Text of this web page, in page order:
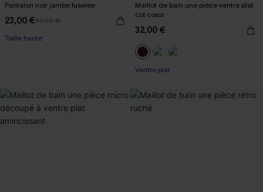
Pantalon noir jambe fuselée
23,00 €27,00 €
Taille haute
Maillot de bain une pièce ventre plat
col cœur
32,00 €
Ventre plat